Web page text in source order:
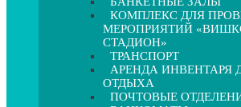
КОМПЛЕКС ДЛЯ
МЕРОПРИЯТИЙ
СТАДИОН»
ТРАНСПОРТ
АРЕНДА ИНВЕНТАРЯ
ОТДЫХА
ПОЧТОВЫЕ